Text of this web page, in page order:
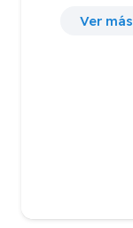
Ver más